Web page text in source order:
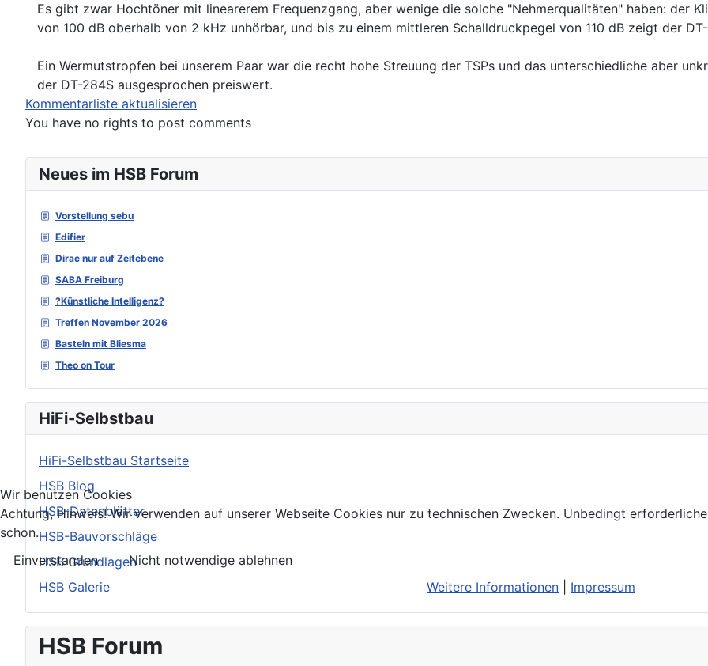
Neues im HSB Forum
Vorstellung sebu
Edifier
Dirac nur auf Zeitebene
SABA Freiburg
?Künstliche Intelligenz?
Treffen November 2026
Basteln mit Bliesma
Theo on Tour
HiFi-Selbstbau
HiFi-Selbstbau Startseite
HSB Blog
HSB-Datenblätter
HSB-Bauvorschläge
HSB Grundlagen
HSB Galerie
HSB Forum
Es gibt zwar Hochtöner mit linearerem Frequenzgang, aber wenige die solche "Nehmerqualitäten" haben: der
von 100 dB oberhalb von 2 kHz unhörbar, und bis zu einem mittleren Schalldruckpegel von 110 dB zeigt der
Ein Wermutstropfen bei unserem Paar war die recht hohe Streuung der TSPs und das unterschiedliche aber
der DT-284S ausgesprochen preiswert.
Kommentarliste aktualisieren
You have no rights to post comments
Wir benutzen Cookies
Achtung, Hinweis! Wir verwenden auf unserer Webseite Cookies nur zu technischen Zwecken. Unbedingt
schon.
Einverstanden
Nicht notwendige ablehnen
Weitere Informationen
Impressum